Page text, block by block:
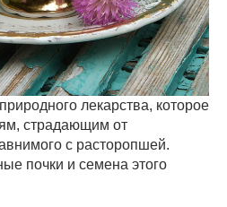
лекарства, которое
страдающим от
с расторопшей.
почки и семена этого